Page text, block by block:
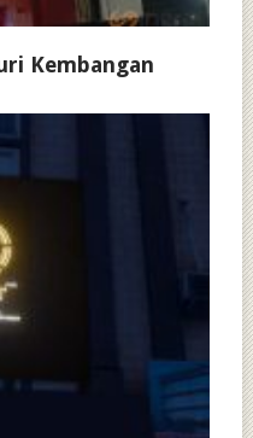
Kembangan